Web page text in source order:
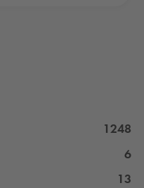
1248
6
13